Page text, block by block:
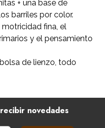
+ una base de
barriles por color.
motricidad fina, el
y el pensamiento
de lienzo, todo
novedades